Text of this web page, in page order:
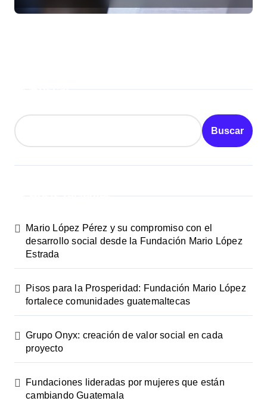
Buscar
Mario López Pérez y su compromiso con el
desarrollo social desde la Fundación Mario López
Estrada
Pisos para la Prosperidad: Fundación Mario López
fortalece comunidades guatemaltecas
Grupo Onyx: creación de valor social en cada
proyecto
Fundaciones lideradas por mujeres que están
cambiando Guatemala